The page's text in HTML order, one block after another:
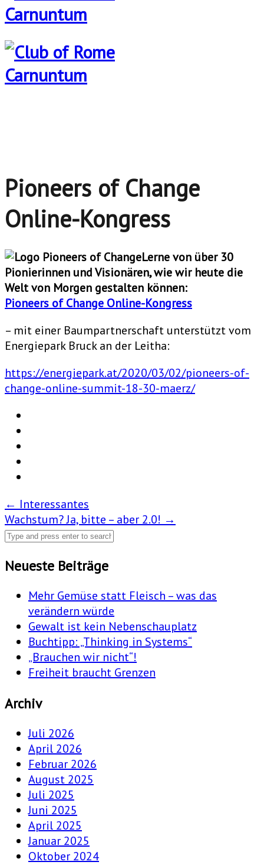
Pioneers of Change
Online-Kongress
Lerne von über 30
Pionierinnen und Visionären, wie wir heute die
Welt von Morgen gestalten können:
Pioneers of Change Online-Kongress
– mit einer Baumpartnerschaft unterstützt vom
Energiepark Bruck an der Leitha:
https://energiepark.at/2020/03/02/pioneers-of-
change-online-summit-18-30-maerz/
Post
navigation
← Interessantes
Wachstum? Ja, bitte – aber 2.0! →
Neueste Beiträge
Mehr Gemüse statt Fleisch – was das
verändern würde
Gewalt ist kein Nebenschauplatz
Buchtipp: „Thinking in Systems“
„Brauchen wir nicht“!
Freiheit braucht Grenzen
Archiv
Juli 2026
April 2026
Februar 2026
August 2025
Juli 2025
Juni 2025
April 2025
Januar 2025
Oktober 2024